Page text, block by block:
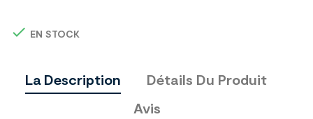
 EN STOCK
La Description
Détails Du Produit
Avis